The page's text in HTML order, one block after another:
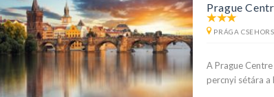
Prague
PRÁGA
A Prague
percnyi sétára a